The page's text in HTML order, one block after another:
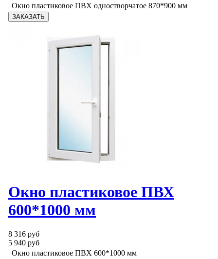
Окно пластиковое ПВХ одностворчатое 870*900 мм
Окно пластиковое ПВХ
600*1000 мм
8 316 руб
5 940 руб
Окно пластиковое ПВХ 600*1000 мм